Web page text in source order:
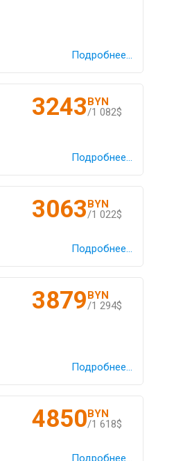
Подробнее...
3243BYN
/1 082$
Подробнее...
3063BYN
/1 022$
Подробнее...
3879BYN
/1 294$
Подробнее...
4850BYN
/1 618$
Подробнее...